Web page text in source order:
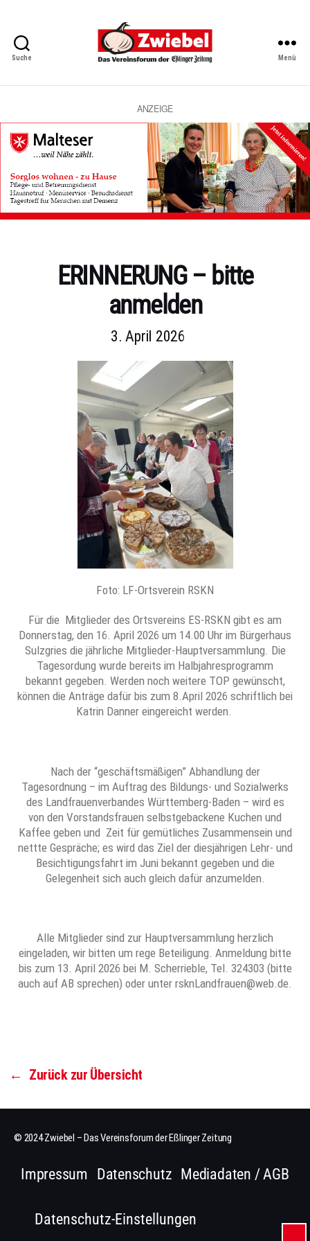
Suche
Vereinsforum
Eßlinger
Zeitung
Menü
ANZEIGE
ERINNERUNG – bitte
anmelden
3. April 2026
Foto: LF-Ortsverein RSKN
Für die Mitglieder des Ortsvereins ES-RSKN gibt es am
Donnerstag, den 16. April 2026 um 14.00 Uhr im Bürgerhaus
Sulzgries die jährliche Mitglieder-Hauptversammlung. Die
Tagesordung wurde bereits im Halbjahresprogramm
bekannt gegeben. Werden noch weitere TOP gewünscht,
können die Anträge dafür bis zum 8.April 2026 schriftlich bei
Katrin Danner eingereicht werden.
Nach der “geschäftsmäßigen” Abhandlung der
Tagesordnung – im Auftrag des Bildungs- und Sozialwerks
des Landfrauenverbandes Württemberg-Baden – wird es
von den Vorstandsfrauen selbstgebackene Kuchen und
Kaffee geben und Zeit für gemütliches Zusammensein und
nettte Gespräche; es wird das Ziel der diesjährigen Lehr- und
Besichtigungsfahrt im Juni bekannt gegeben und die
Gelegenheit sich auch gleich dafür anzumelden.
Alle Mitglieder sind zur Hauptversammlung herzlich
eingeladen, wir bitten um rege Beteiligung. Anmeldung bitte
bis zum 13. April 2026 bei M. Scherrieble, Tel. 324303 (bitte
auch auf AB sprechen) oder unter rsknLandfrauen@web.de.
← Zurück zur Übersicht
© 2024 Zwiebel – Das Vereinsforum der Eßlinger Zeitung
Impressum Datenschutz Mediadaten / AGB
Datenschutz-Einstellungen